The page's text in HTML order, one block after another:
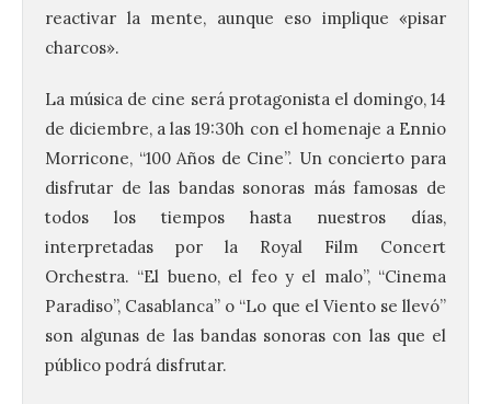
reactivar la mente, aunque eso implique «pisar
charcos».
La música de cine será protagonista el domingo, 14
de diciembre, a las 19:30h con el homenaje a Ennio
Morricone, “100 Años de Cine”. Un concierto para
disfrutar de las bandas sonoras más famosas de
todos los tiempos hasta nuestros días,
interpretadas por la Royal Film Concert
Orchestra. “El bueno, el feo y el malo”, “Cinema
Paradiso”, Casablanca” o “Lo que el Viento se llevó”
son algunas de las bandas sonoras con las que el
público podrá disfrutar.